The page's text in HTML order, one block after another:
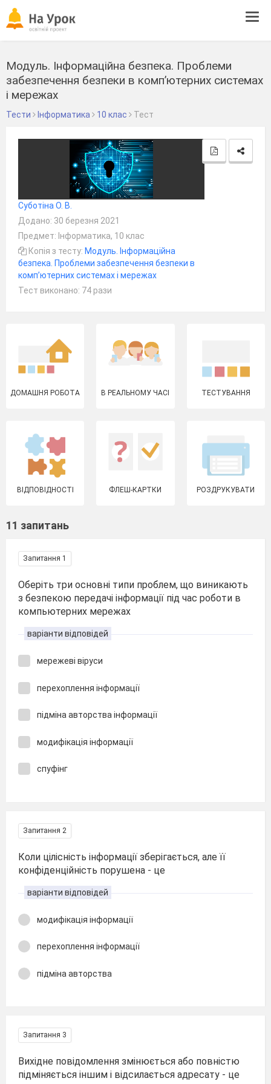
Модуль. Інформаційна безпека. Проблеми
забезпечення безпеки в комп’ютерних системах
і мережах
Тести Інформатика 10 клас Тест
Суботіна О. В.
Додано: 30 березня 2021
Предмет: Інформатика, 10 клас
Копія з тесту: Модуль. Інформаційна
безпека. Проблеми забезпечення безпеки в
комп’ютерних системах і мережах
Тест виконано: 74 рази
ДОМАШНЯ РОБОТА В РЕАЛЬНОМУ ЧАСІ ТЕСТУВАННЯ
ВІДПОВІДНОСТІ ФЛЕШ-КАРТКИ РОЗДРУКУВАТИ
11 запитань
Запитання 1
Оберіть три основні типи проблем, що виникають
з безпекою передачі інформації під час роботи в
компьютерних мережах
варіанти відповідей
мережеві віруси
перехоплення інформації
підміна авторства інформації
модифікація інформації
спуфінг
Запитання 2
Коли цілісність інформації зберігається, але її
конфіденційність порушена - це
варіанти відповідей
модифікація інформації
перехоплення інформації
підміна авторства
Запитання 3
Вихідне повідомлення змінюється або повністю
підміняється іншим і відсилається адресату - це